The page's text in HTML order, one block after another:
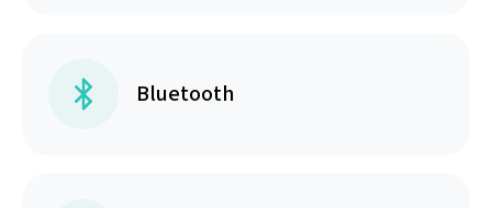
Bluetooth